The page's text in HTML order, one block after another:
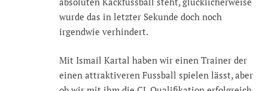
wurde das in letzter Sekunde doch noch
irgendwie verhindert.
Mit Ismail Kartal haben wir einen Trainer der
einen attraktiveren Fussball spielen lässt, aber